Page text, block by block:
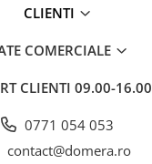
CLIENTI
COMERCIALE
CLIENTI 09.00-16.00
0771 054 053
contact@domera.ro